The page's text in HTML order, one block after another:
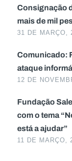
Consignação
mais de mil
31 DE MARÇO,
Comunicado:
ataque
12 DE
Fundação
com o tema
está a ajudar”
11 DE MARÇO,